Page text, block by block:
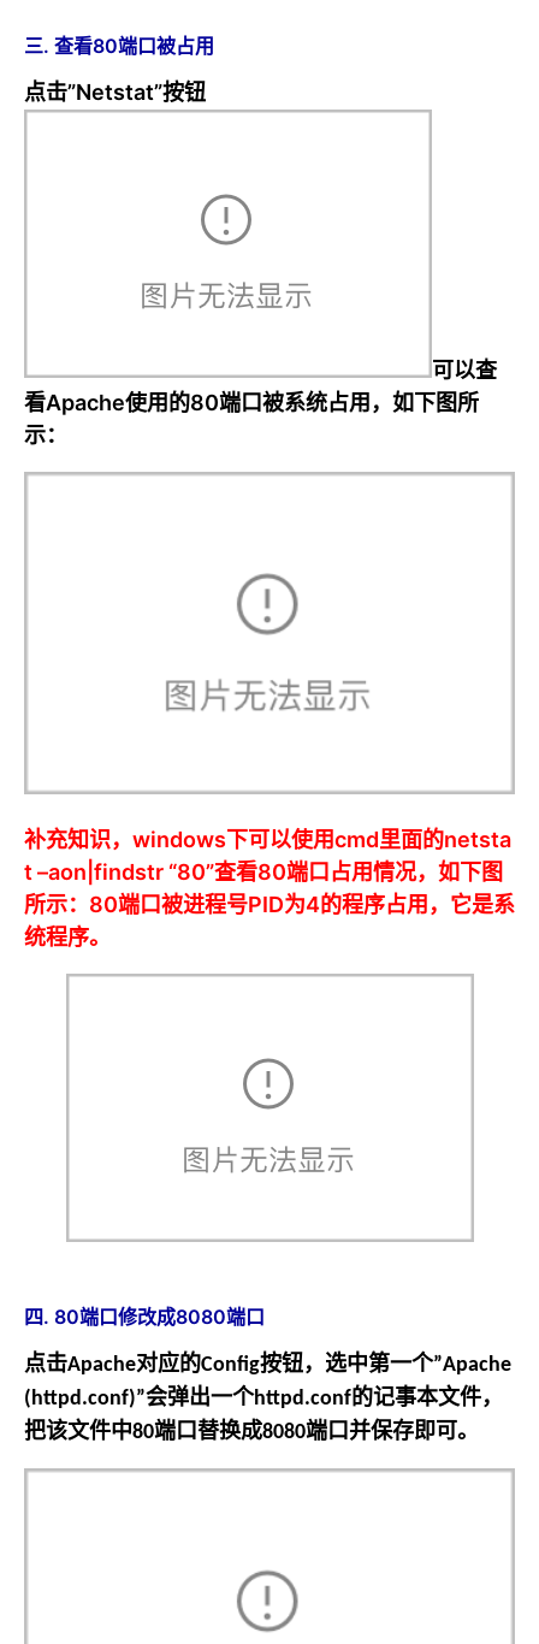
三. 查看80端口被占用
点击”Netstat”按钮
可以查
看Apache使用的80端口被系统占用，如下图所
示：
补充知识，windows下可以使用cmd里面的netsta
t –aon|findstr “80”查看80端口占用情况，如下图
所示：80端口被进程号PID为4的程序占用，它是系
统程序。
四. 80端口修改成8080端口
点击Apache对应的Config按钮，选中第一个”Apache
(httpd.conf)”会弹出一个httpd.conf的记事本文件，
把该文件中80端口替换成8080端口并保存即可。